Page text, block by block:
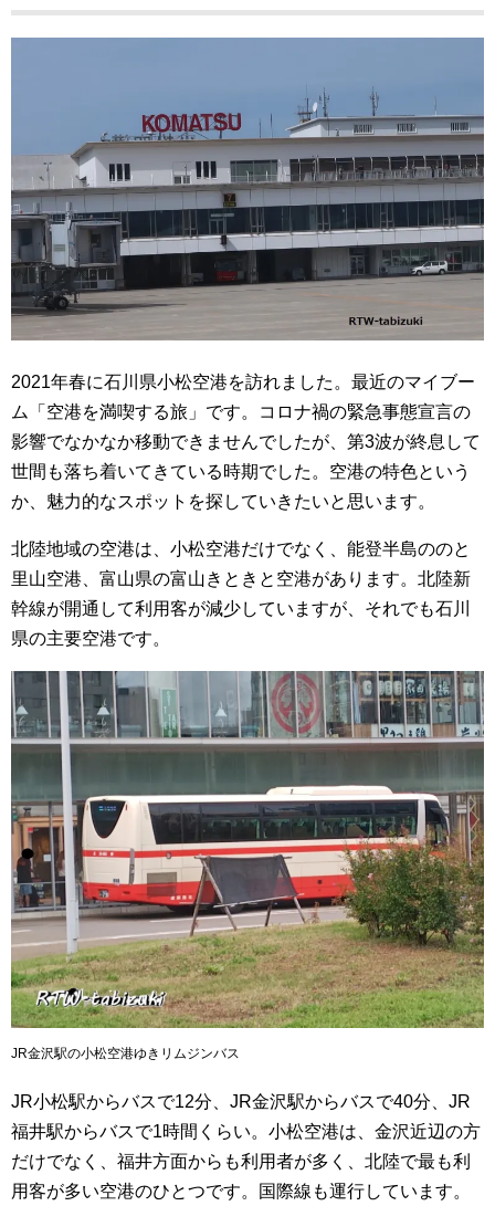
2021年春に石川県小松空港を訪れました。最近のマイブー
ム「空港を満喫する旅」です。コロナ禍の緊急事態宣言の
影響でなかなか移動できませんでしたが、第3波が終息して
世間も落ち着いてきている時期でした。空港の特色という
か、魅力的なスポットを探していきたいと思います。
北陸地域の空港は、小松空港だけでなく、能登半島ののと
里山空港、富山県の富山きときと空港があります。 北陸新
幹線が開通して利用客が減少していますが、それでも石川
県の主要空港です。
JR金沢駅の小松空港ゆきリムジンバス
JR小松駅からバスで12分、JR金沢駅からバスで40分、JR
福井駅からバスで1時間くらい。小松空港は、金沢近辺の方
だけでなく、福井方面からも利用者が多く、北陸で最も利
用客が多い空港のひとつです。国際線も運行しています。